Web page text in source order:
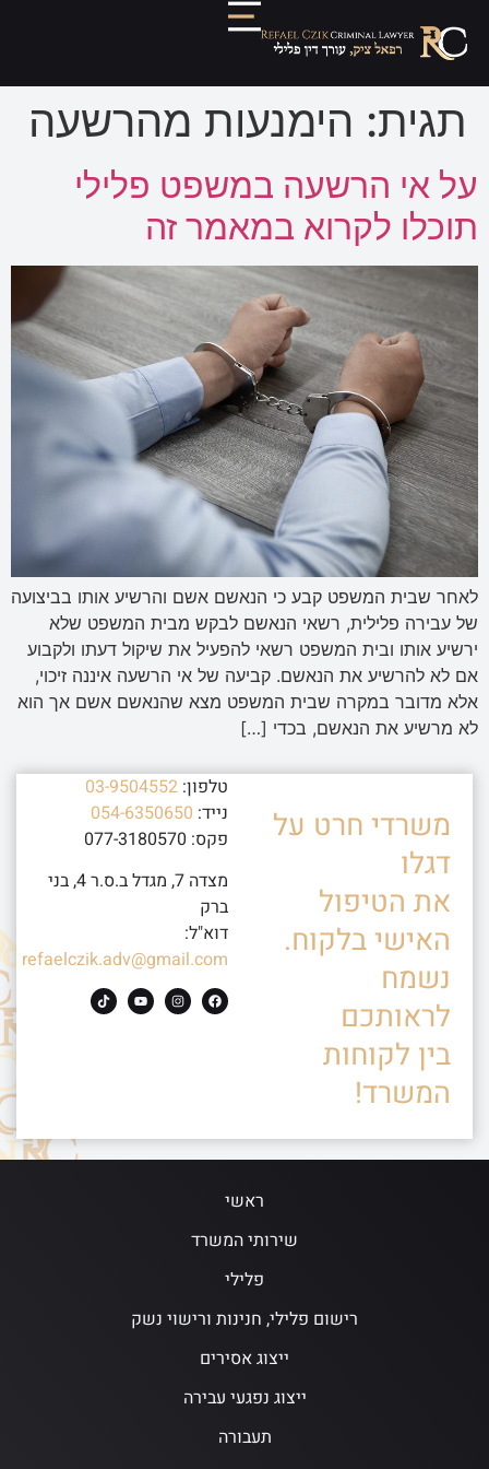
תגית: הימנעות מהרשעה
על אי הרשעה במשפט פלילי
תוכלו לקרוא במאמר זה
לאחר שבית המשפט קבע כי הנאשם אשם והרשיע אותו בביצועה
של עבירה פלילית, רשאי הנאשם לבקש מבית המשפט שלא
ירשיע אותו ובית המשפט רשאי להפעיל את שיקול דעתו ולקבוע
אם לא להרשיע את הנאשם. קביעה של אי הרשעה איננה זיכוי,
אלא מדובר במקרה שבית המשפט מצא שהנאשם אשם אך הוא
לא מרשיע את הנאשם, בכדי […]
משרדי חרט על
דגלו
את הטיפול
האישי בלקוח.
נשמח
לראותכם
בין לקוחות
המשרד!
טלפון: 03-9504552
נייד: 054-6350650
פקס: 077-3180570
מצדה 7, מגדל ב.ס.ר 4, בני
ברק
דוא"ל:
refaelczik.adv@gmail.com
ראשי
שירותי המשרד
פלילי
רישום פלילי, חנינות ורישוי נשק
ייצוג אסירים
ייצוג נפגעי עבירה
תעבורה